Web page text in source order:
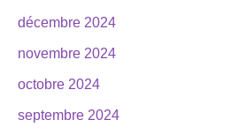
décembre 2024
novembre 2024
octobre 2024
septembre 2024